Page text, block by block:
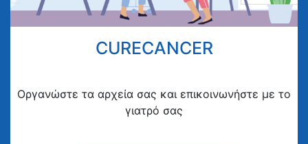
CURECANCER
Οργανώστε τα αρχεία σας και επικοινωνήστε με το
γιατρό σας